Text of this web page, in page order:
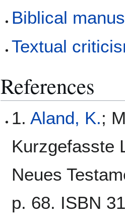
Biblical
Textual
References
1. Aland, K.;
Kurzgefasste
Neues
p. 68. ISBN